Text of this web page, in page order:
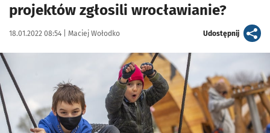
projektów zgłosili wrocławianie?
Data publikacji:
18.01.2022 08:54 | Autor:
Maciej Wołodko Udostępnijartykuł
Kliknij, aby powiększyć